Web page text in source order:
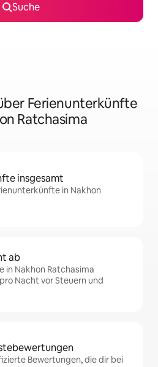
Suche
Ferienunterkünfte
Ratchasima
insgesamt
in Nakhon
ab
in Nakhon Ratchasima
Nacht vor Steuern und
Bewertungen, die dir bei